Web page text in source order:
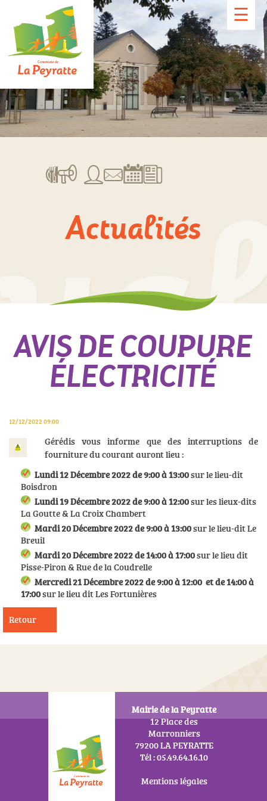
☰
Actualités
AVIS DE COUPURE
ÉLECTRICITÉ
12/12/2022 09:00
Gérédis vous informe que des interruptions de
fourniture du courant auront lieu :
Lundi 12 Décembre 2022 de 9:00 à 13:00sur le lieu-dit
Boisdron
Lundi 19 Décembre 2022 de 9:00 à 12:00sur les lieux-dits
La Goutte & La Croix Chambert
Mardi 20 Décembre 2022 de 9:00 à 13:00sur le lieu-dit Le
Breuil
Mardi 20 Décembre 2022 de 14:00 à 17:00sur le lieu dit
Pisse-Piron & Rue de la Coudrelle
Mercredi 21 Décembre 2022 de 9:00 à 12:00 et de 14:00 à
17:00sur le lieu dit Les Fortunières
Retour
Mairie de la Peyratte
12 Place des
Marronniers
79200 LA PEYRATTE
Tél : 05.49.64.16.10
Mentions légales